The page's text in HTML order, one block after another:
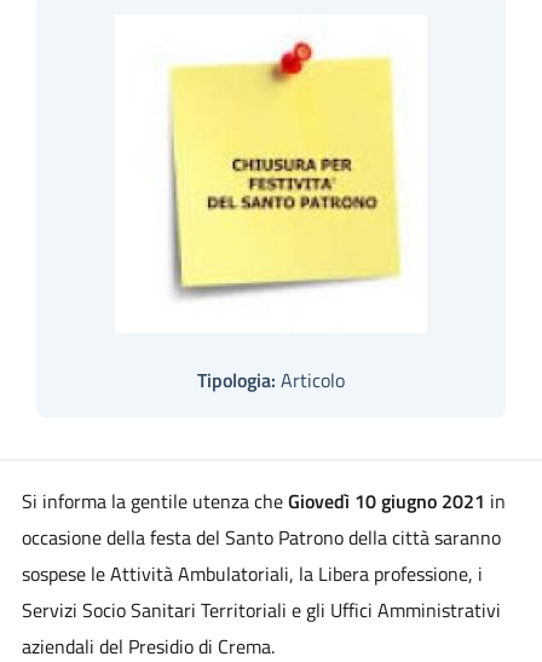
Tipologia: Articolo
Si informa la gentile utenza cheGiovedì 10 giugno 2021 in
occasione della festa del Santo Patrono della città saranno
sospese le Attività Ambulatoriali, la Libera professione, i
Servizi Socio Sanitari Territoriali e gli Uffici Amministrativi
aziendali del Presidio di Crema.